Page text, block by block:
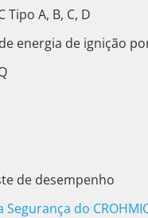
Tipo A, B, C, D
energia de ignição
de desempenho
do